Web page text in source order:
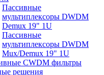
Пассивные
мультиплексоры DWDM
Demux 19" 1U
Пассивные
мультиплексоры DWDM
Mux/Demux 19" 1U
CWDM фильтры
решения